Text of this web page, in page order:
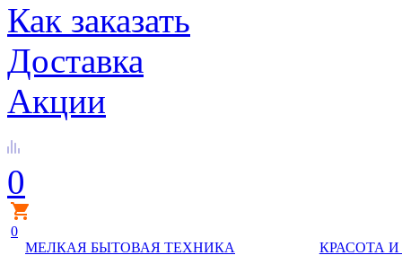
Как заказать
Доставка
Акции
0
0
МЕЛКАЯ БЫТОВАЯ ТЕХНИКА
КРАСОТА И